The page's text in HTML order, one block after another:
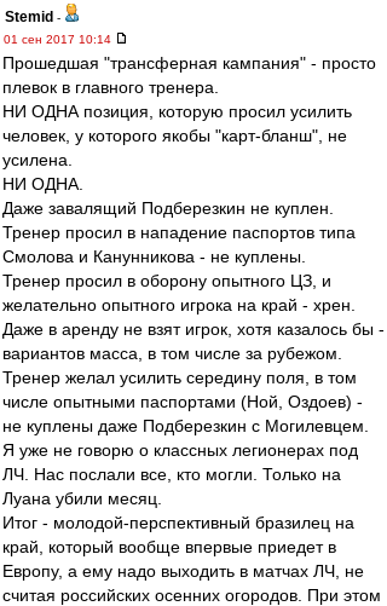
Stemid -
01 сен 2017 10:14
Прошедшая "трансферная кампания" - просто
плевок в главного тренера.
НИ ОДНА позиция, которую просил усилить
человек, у которого якобы "карт-бланш", не
усилена.
НИ ОДНА.
Даже завалящий Подберезкин не куплен.
Тренер просил в нападение паспортов типа
Смолова и Канунникова - не куплены.
Тренер просил в оборону опытного ЦЗ, и
желательно опытного игрока на край - хрен.
Даже в аренду не взят игрок, хотя казалось бы -
вариантов масса, в том числе за рубежом.
Тренер желал усилить середину поля, в том
числе опытными паспортами (Ной, Оздоев) -
не куплены даже Подберезкин с Могилевцем.
Я уже не говорю о классных легионерах под
ЛЧ. Нас послали все, кто могли. Только на
Луана убили месяц.
Итог - молодой-перспективный бразилец на
край, который вообще впервые приедет в
Европу, а ему надо выходить в матчах ЛЧ, не
считая российских осенних огородов. При этом